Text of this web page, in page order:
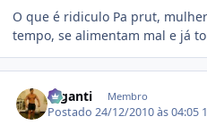
O que é ridiculo Pa prut,
tempo, se alimentam mal e já
Giganti Membro
Postado24/12/2010 às 04:05